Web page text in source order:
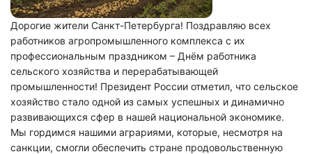
Дорогие жители Санкт-Петербурга! Поздравляю всех
работников агропромышленного комплекса с их
профессиональным праздником – Днём работника
сельского хозяйства и перерабатывающей
промышленности! Президент России отметил, что сельское
хозяйство стало одной из самых успешных и динамично
развивающихся сфер в нашей национальной экономике.
Мы гордимся нашими аграриями, которые, несмотря на
санкции, смогли обеспечить стране продовольственную